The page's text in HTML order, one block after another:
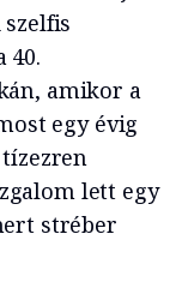
40.
amikor a
egy évig
lett egy
stréber